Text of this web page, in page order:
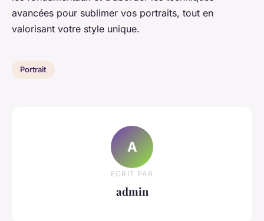
avancées pour sublimer vos portraits, tout en
valorisant votre style unique.
Portrait
A
ECRIT PAR
admin